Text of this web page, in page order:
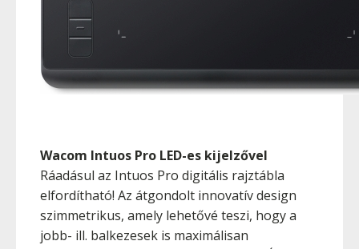
Wacom Intuos Pro LED-es kijelzővel
Ráadásul az Intuos Pro digitális rajztábla
elfordítható! Az átgondolt innovatív design
szimmetrikus, amely lehetővé teszi, hogy a
jobb- ill. balkezesek is maximálisan